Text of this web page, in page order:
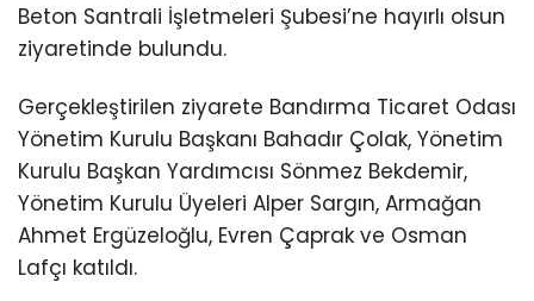
Beton Santrali İşletmeleri Şubesi’ne hayırlı olsun
ziyaretinde bulundu.
Gerçekleştirilen ziyarete Bandırma Ticaret Odası
Yönetim Kurulu Başkanı Bahadır Çolak, Yönetim
Kurulu Başkan Yardımcısı Sönmez Bekdemir,
Yönetim Kurulu Üyeleri Alper Sargın, Armağan
Ahmet Ergüzeloğlu, Evren Çaprak ve Osman
Lafçı katıldı.